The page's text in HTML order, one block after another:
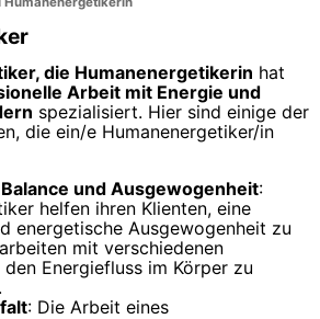
die Humanenergetikerin hat
Arbeit mit Energie und
spezialisiert. Hier sind einige der
die ein/e Humanenergetiker/in
und Ausgewogenheit:
helfen ihren Klienten, eine
energetische Ausgewogenheit zu
mit verschiedenen
Energiefluss im Körper zu
: Die Arbeit eines